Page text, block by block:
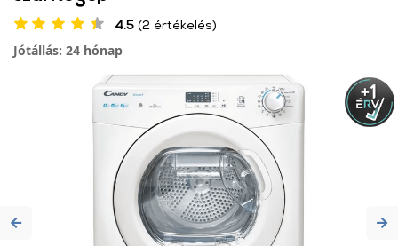
4.5 (2 értékelés)
Jótállás: 24 hónap
Previous